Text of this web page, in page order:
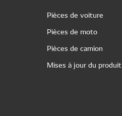
Pièces de voiture
Pièces de moto
Pièces de camion
Mises à jour du produit